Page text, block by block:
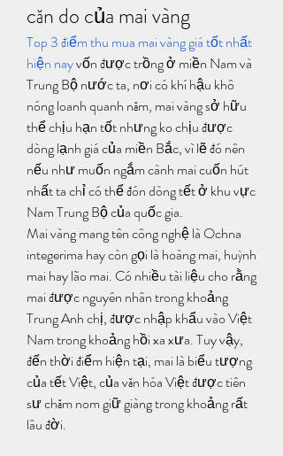
căn do của mai vàng
Top 3 điểm thu mua mai vàng giá tốt nhất
hiện nay vốn được trồng ở miền Nam và
Trung Bộ nước ta, nơi có khí hậu khô
nóng loanh quanh năm, mai vàng sở hữu
thể chịu hạn tốt nhưng ko chịu được
dòng lạnh giá của miền Bắc, vì lẽ đó nên
nếu như muốn ngắm cành mai cuốn hút
nhất ta chỉ có thể đón dòng tết ở khu vực
Nam Trung Bộ của quốc gia.
Mai vàng mang tên công nghệ là Ochna
integerima hay còn gọi là hoàng mai, huỳnh
mai hay lão mai. Có nhiều tài liệu cho rằng
mai được nguyên nhân trong khoảng
Trung Anh chị, được nhập khẩu vào Việt
Nam trong khoảng hồi xa xưa. Tuy vậy,
đến thời điểm hiện tại, mai là biểu tượng
của tết Việt, của văn hóa Việt được tiên
sư chăm nom giữ giàng trong khoảng rất
lâu đời.